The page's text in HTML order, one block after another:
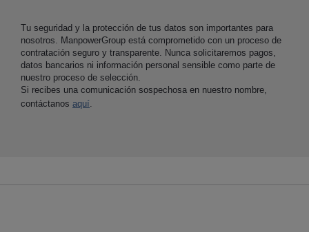
Tu seguridad y la protección de tus datos son importantes para
nosotros. ManpowerGroup está comprometido con un proceso de
contratación seguro y transparente. Nunca solicitaremos pagos,
datos bancarios ni información personal sensible como parte de
nuestro proceso de selección.
Si recibes una comunicación sospechosa en nuestro nombre,
contáctanos aquí